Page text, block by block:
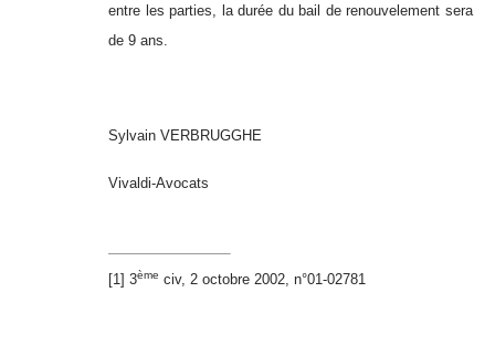
entre les parties, la durée du bail de renouvelement sera
de 9 ans.
Sylvain VERBRUGGHE
Vivaldi-Avocats
[1] 3ème civ, 2 octobre 2002, n°01-02781